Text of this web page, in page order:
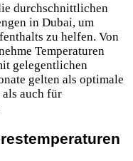
durchschnittlichen
in Dubai, um
zu helfen. Von
Temperaturen
gelegentlichen
gelten als optimale
auch für